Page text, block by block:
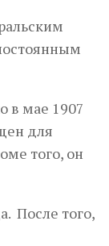
в мае 1907
для
того, он
После того,